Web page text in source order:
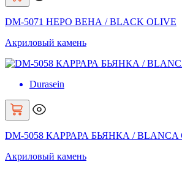
DM-5071 НЕРО ВЕНА / BLACK OLIVE
Акриловый камень
Durasein
DM-5058 КАРРАРА БЬЯНКА / BLANCA
Акриловый камень